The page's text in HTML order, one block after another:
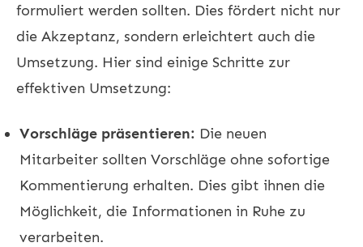
formuliert werden sollten. Dies fördert nicht nur
die Akzeptanz, sondern erleichtert auch die
Umsetzung. Hier sind einige Schritte zur
effektiven Umsetzung:
Vorschläge präsentieren: Die neuen
Mitarbeiter sollten Vorschläge ohne sofortige
Kommentierung erhalten. Dies gibt ihnen die
Möglichkeit, die Informationen in Ruhe zu
verarbeiten.